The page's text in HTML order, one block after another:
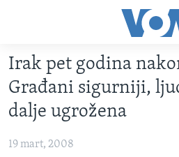
glavni
sadržaj
Pređi
na
glavnu
TV PROGRAM
VIDEO
FOTOGRAFIJE DANA
VIJESTI
Irak pet godina
Građani sigurniji,
dalje ugrožena
19 mart, 2008